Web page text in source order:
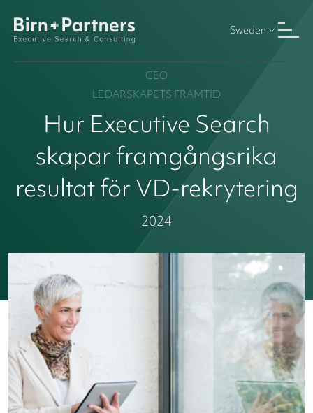
Sweden
CEO
LEDARSKAPETS FRAMTID
Hur Executive Search
skapar framgångsrika
resultat för VD-rekrytering
2024